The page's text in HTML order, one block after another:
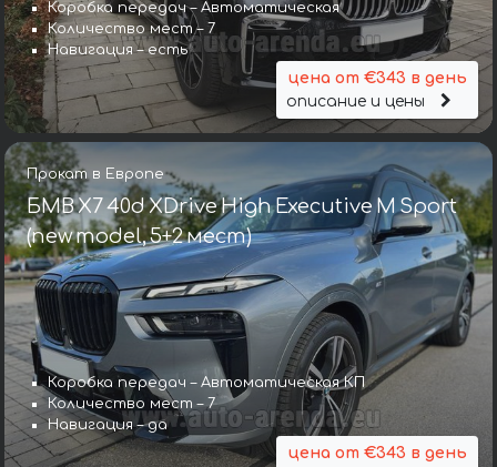
Коробка передач – Автоматическая
Количество мест – 7
Навигация – есть
цена от €343 в день
описание и цены
Прокат в Европе
БМВ X7 40d XDrive High Executive M Sport
(new model, 5+2 мест)
Коробка передач – Автоматическая КП
Количество мест – 7
Навигация – да
цена от €343 в день